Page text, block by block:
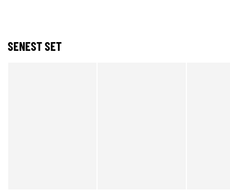
SENEST SET